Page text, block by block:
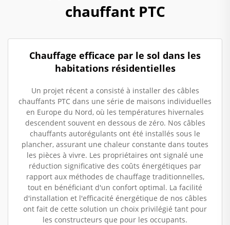
chauffant PTC
Chauffage efficace par le sol dans les
habitations résidentielles
Un projet récent a consisté à installer des câbles
chauffants PTC dans une série de maisons individuelles
en Europe du Nord, où les températures hivernales
descendent souvent en dessous de zéro. Nos câbles
chauffants autorégulants ont été installés sous le
plancher, assurant une chaleur constante dans toutes
les pièces à vivre. Les propriétaires ont signalé une
réduction significative des coûts énergétiques par
rapport aux méthodes de chauffage traditionnelles,
tout en bénéficiant d'un confort optimal. La facilité
d'installation et l'efficacité énergétique de nos câbles
ont fait de cette solution un choix privilégié tant pour
les constructeurs que pour les occupants.